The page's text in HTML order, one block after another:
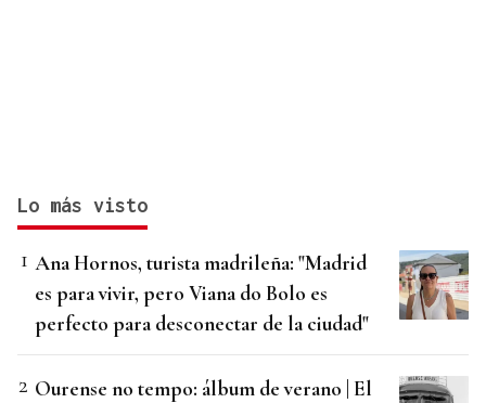
Lo más visto
Ana Hornos, turista madrileña: "Madrid
es para vivir, pero Viana do Bolo es
perfecto para desconectar de la ciudad"
Ourense no tempo: álbum de verano | El